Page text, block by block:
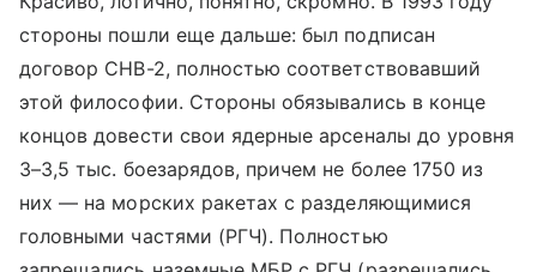
стороны пошли еще дальше: был подписан
договор СНВ-2, полностью соответствовавший
этой философии. Стороны обязывались в конце
концов довести свои ядерные арсеналы до уровня
3–3,5 тыс. боезарядов, причем не более 1750 из
них — на морских ракетах с разделяющимися
головными частями (РГЧ). Полностью